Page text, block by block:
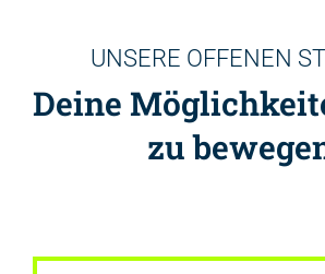
UNSERE OFFENEN
Deine
zu